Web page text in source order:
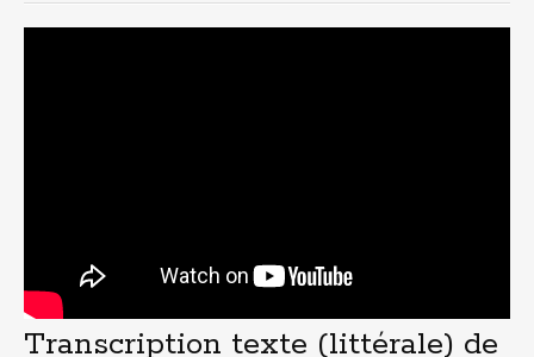
Transcription texte (littérale) de